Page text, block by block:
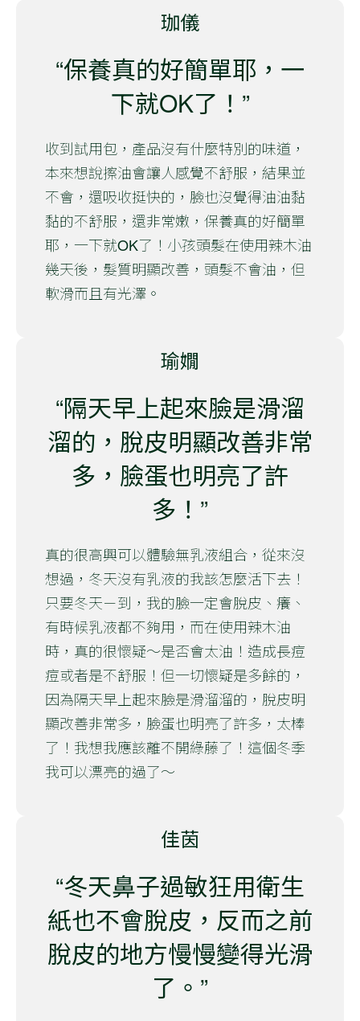
珈儀
“保養真的好簡單耶，一
下就OK了！”
收到試用包，產品沒有什麼特別的味道，
本來想說擦油會讓人感覺不舒服，結果並
不會，還吸收挺快的，臉也沒覺得油油黏
黏的不舒服，還非常嫩，保養真的好簡單
耶，一下就OK了！小孩頭髮在使用辣木油
幾天後，髮質明顯改善，頭髮不會油，但
軟滑而且有光澤。
瑜嫺
“隔天早上起來臉是滑溜
溜的，脫皮明顯改善非常
多，臉蛋也明亮了許
多！”
真的很高興可以體驗無乳液組合，從來沒
想過，冬天沒有乳液的我該怎麼活下去！
只要冬天ㄧ到，我的臉一定會脫皮、癢、
有時候乳液都不夠用，而在使用辣木油
時，真的很懷疑～是否會太油！造成長痘
痘或者是不舒服！但一切懷疑是多餘的，
因為隔天早上起來臉是滑溜溜的，脫皮明
顯改善非常多，臉蛋也明亮了許多，太棒
了！我想我應該離不開綠藤了！這個冬季
我可以漂亮的過了～
佳茵
“冬天鼻子過敏狂用衛生
紙也不會脫皮，反而之前
脫皮的地方慢慢變得光滑
了。”